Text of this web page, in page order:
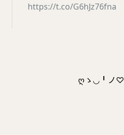
https://t.co/G6hJz76fna
ღゝ◡╹ノ♡